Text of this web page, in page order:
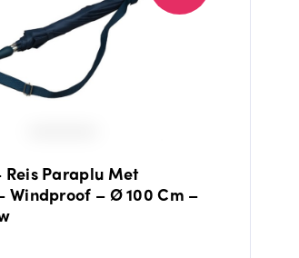
Reis Paraplu Met
Windproof – Ø 100 Cm –